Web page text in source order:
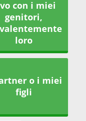
con i miei
genitori,
loro
o i miei
figli